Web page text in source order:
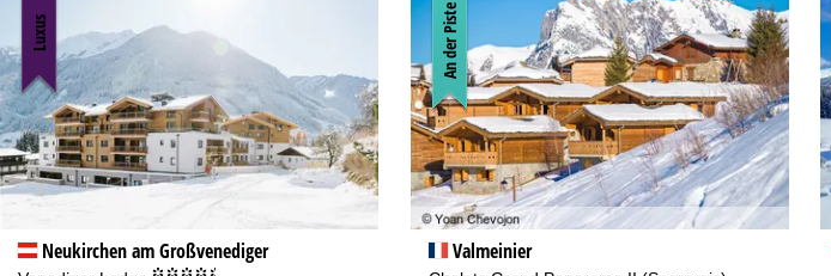
Neukirchen am Großvenediger
Luxus
Valmeinier
An der Piste